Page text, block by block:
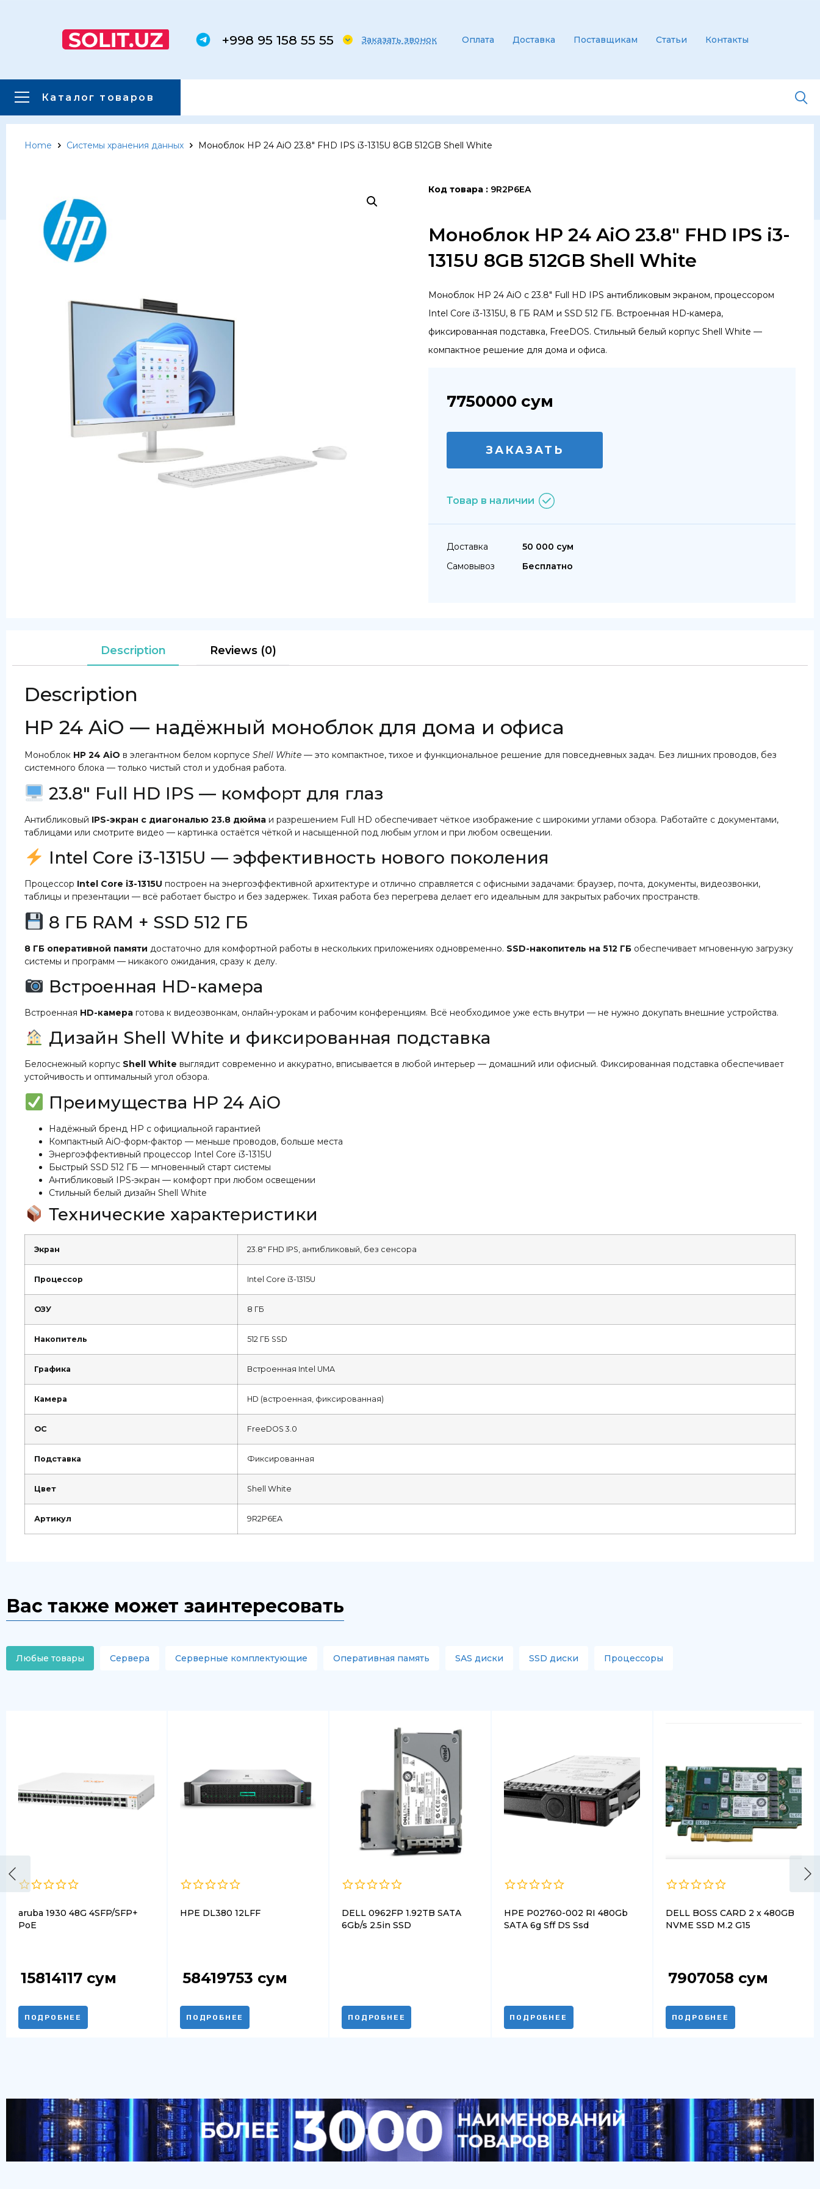
+998 95 158 55 55 Заказать звонок Оплата Доставка Поставщикам Статьи Контакты
Каталог товаров
Главная Каталог товаров
Сервера
Системы хранения данных
Серверные комплектующие
SATA диски
Блоки питания
Коммутаторы
Home Системы хранения данных Моноблок HP 24 AiO 23.8″ FHD IPS i3-1315U 8GB 512GB Shell White
Код товара 9R2P6EA
Моноблок HP 24 AiO 23.8″ FHD IPS i3-
1315U 8GB 512GB Shell White
Моноблок HP 24 AiO с 23.8″ Full HD IPS антибликовым экраном, процессором
Intel Core i3-1315U, 8 ГБ RAM и SSD 512 ГБ. Встроенная HD-камера,
фиксированная подставка, FreeDOS. Стильный белый корпус Shell White —
компактное решение для дома и офиса.
7750000 сум
ЗАКАЗАТЬ
Товар в наличии
Доставка
50 000 сум
Самовывоз
Бесплатно
Description Reviews (0)
Description
HP 24 AiO — надёжный моноблок для дома и офиса
Моноблок HP 24 AiO в элегантном белом корпусе Shell White — это компактное, тихое и функциональное решение для повседневных задач. Без лишних проводов, без
системного блока — только чистый стол и удобная работа.
23.8″ Full HD IPS — комфорт для глаз
Антибликовый IPS-экран с диагональю 23.8 дюйма и разрешением Full HD обеспечивает чёткое изображение с широкими углами обзора. Работайте с документами,
таблицами или смотрите видео — картинка остаётся чёткой и насыщенной под любым углом и при любом освещении.
Intel Core i3-1315U — эффективность нового поколения
Процессор Intel Core i3-1315U построен на энергоэффективной архитектуре и отлично справляется с офисными задачами: браузер, почта, документы, видеозвонки,
таблицы и презентации — всё работает быстро и без задержек. Тихая работа без перегрева делает его идеальным для закрытых рабочих пространств.
8 ГБ RAM + SSD 512 ГБ
8 ГБ оперативной памяти достаточно для комфортной работы в нескольких приложениях одновременно. SSD-накопитель на 512 ГБ обеспечивает мгновенную загрузку
системы и программ — никакого ожидания, сразу к делу.
Встроенная HD-камера
Встроенная HD-камера готова к видеозвонкам, онлайн-урокам и рабочим конференциям. Всё необходимое уже есть внутри — не нужно докупать внешние устройства.
Дизайн Shell White и фиксированная подставка
Белоснежный корпус Shell White выглядит современно и аккуратно, вписывается в любой интерьер — домашний или офисный. Фиксированная подставка обеспечивает
устойчивость и оптимальный угол обзора.
Преимущества HP 24 AiO
Надёжный бренд HP с официальной гарантией
Компактный AiO-форм-фактор — меньше проводов, больше места
Энергоэффективный процессор Intel Core i3-1315U
Быстрый SSD 512 ГБ — мгновенный старт системы
Антибликовый IPS-экран — комфорт при любом освещении
Стильный белый дизайн Shell White
Технические характеристики
Экран 23.8″ FHD IPS, антибликовый, без сенсора
Процессор Intel Core i3-1315U
ОЗУ 8 ГБ
Накопитель 512 ГБ SSD
Графика Встроенная Intel UMA
Камера HD (встроенная, фиксированная)
ОС FreeDOS 3.0
Подставка Фиксированная
Цвет Shell White
Артикул 9R2P6EA
Вас также может заинтересовать
Любые товары Сервера Серверные комплектующие Оперативная память SAS диски SSD диски Процессоры
aruba 1930 48G 4SFP/SFP+
PoE
15814117 сум
ПОДРОБНЕЕ
HPE DL380 12LFF
58419753 сум
ПОДРОБНЕЕ
DELL 0962FP 1.92TB SATA
6Gb/s 2.5in SSD
ПОДРОБНЕЕ
HPE P02760-002 RI 480Gb
SATA 6g Sff DS Ssd
ПОДРОБНЕЕ
DELL BOSS CARD 2 x 480GB
NVME SSD M.2 G15
7907058 сум
ПОДРОБНЕЕ